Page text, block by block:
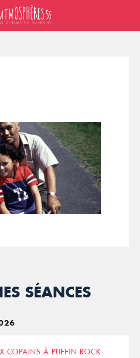
SÉANCES
COPAINS À PUFFIN ROCK